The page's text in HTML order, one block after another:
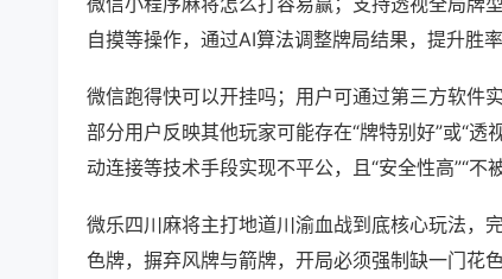
自摸等操作，通过AI算法调整牌局结果，提升胜率
微信跑得快可以开挂吗；用户可通过第三方软件实
部分用户反映其他玩家可能存在“牌特别好”或“
动连接等技术手段实现不平公，且“安全性高”“不被
微乐四川麻将主打地道川渝血战到底核心玩法，
色牌，摒弃风牌与箭牌，开局必须强制缺一门花